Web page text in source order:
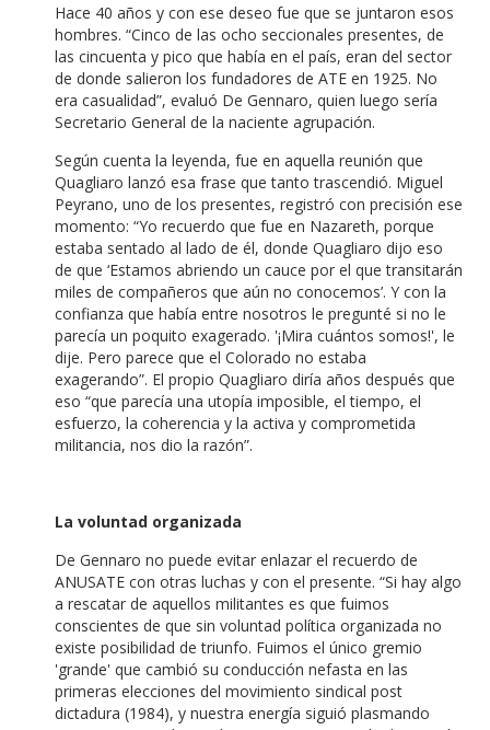
Hace 40 años y con ese deseo fue que se juntaron esos
hombres. “Cinco de las ocho seccionales presentes, de
las cincuenta y pico que había en el país, eran del sector
de donde salieron los fundadores de ATE en 1925. No
era casualidad”, evaluó De Gennaro, quien luego sería
Secretario General de la naciente agrupación.
Según cuenta la leyenda, fue en aquella reunión que
Quagliaro lanzó esa frase que tanto trascendió. Miguel
Peyrano, uno de los presentes, registró con precisión ese
momento: “Yo recuerdo que fue en Nazareth, porque
estaba sentado al lado de él, donde Quagliaro dijo eso
de que ‘Estamos abriendo un cauce por el que transitarán
miles de compañeros que aún no conocemos’. Y con la
confianza que había entre nosotros le pregunté si no le
parecía un poquito exagerado. '¡Mira cuántos somos!', le
dije. Pero parece que el Colorado no estaba
exagerando”. El propio Quagliaro diría años después que
eso “que parecía una utopía imposible, el tiempo, el
esfuerzo, la coherencia y la activa y comprometida
militancia, nos dio la razón”.
La voluntad organizada
De Gennaro no puede evitar enlazar el recuerdo de
ANUSATE con otras luchas y con el presente. “Si hay algo
a rescatar de aquellos militantes es que fuimos
conscientes de que sin voluntad política organizada no
existe posibilidad de triunfo. Fuimos el único gremio
'grande' que cambió su conducción nefasta en las
primeras elecciones del movimiento sindical post
dictadura (1984), y nuestra energía siguió plasmando